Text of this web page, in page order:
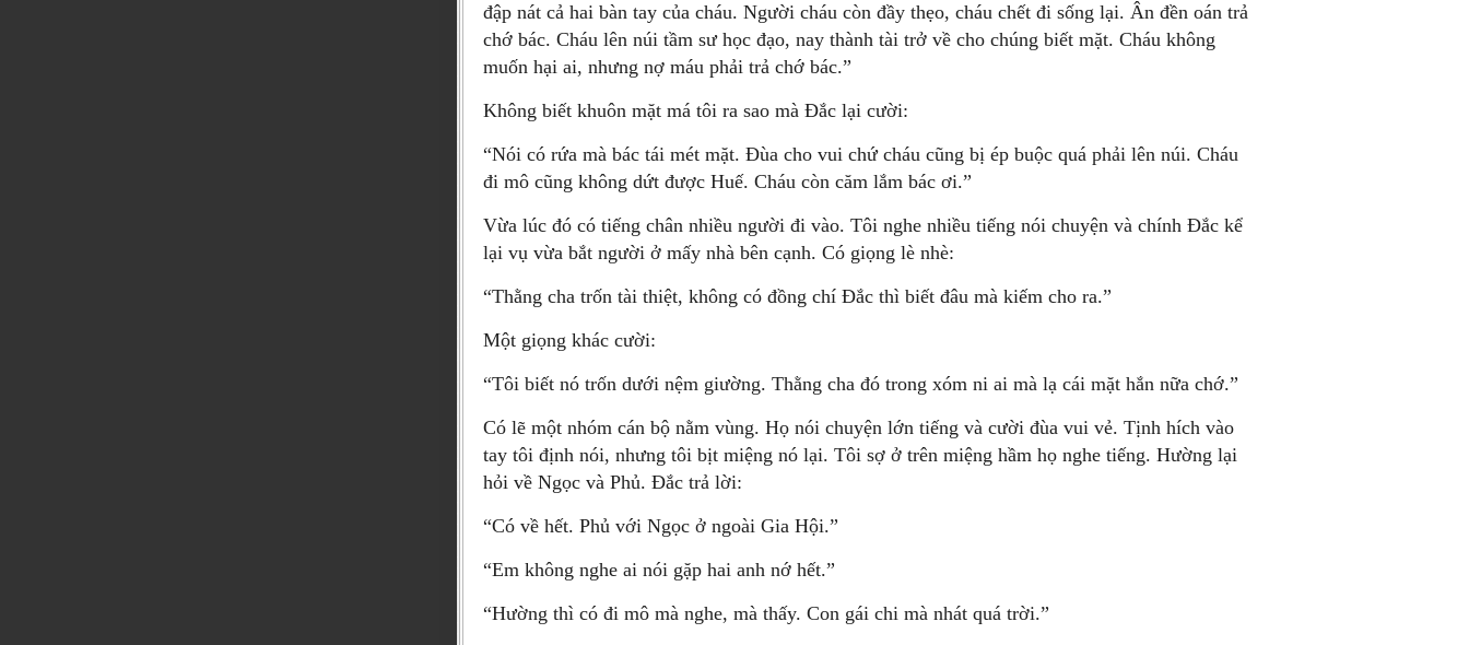
đập nát cả hai bàn tay của cháu. Người cháu còn đầy thẹo, cháu chết đi sống lại. Ân đền oán trả
chớ bác. Cháu lên núi tầm sư học đạo, nay thành tài trở về cho chúng biết mặt. Cháu không
muốn hại ai, nhưng nợ máu phải trả chớ bác.”
Không biết khuôn mặt má tôi ra sao mà Ðắc lại cười:
“Nói có rứa mà bác tái mét mặt. Ðùa cho vui chứ cháu cũng bị ép buộc quá phải lên núi. Cháu
đi mô cũng không dứt được Huế. Cháu còn căm lắm bác ơi.”
Vừa lúc đó có tiếng chân nhiều người đi vào. Tôi nghe nhiều tiếng nói chuyện và chính Ðắc kể
lại vụ vừa bắt người ở mấy nhà bên cạnh. Có giọng lè nhè:
“Thằng cha trốn tài thiệt, không có đồng chí Ðắc thì biết đâu mà kiếm cho ra.”
Một giọng khác cười:
“Tôi biết nó trốn dưới nệm giường. Thằng cha đó trong xóm ni ai mà lạ cái mặt hắn nữa chớ.”
Có lẽ một nhóm cán bộ nằm vùng. Họ nói chuyện lớn tiếng và cười đùa vui vẻ. Tịnh hích vào
tay tôi định nói, nhưng tôi bịt miệng nó lại. Tôi sợ ở trên miệng hầm họ nghe tiếng. Hường lại
hỏi về Ngọc và Phủ. Ðắc trả lời:
“Có về hết. Phủ với Ngọc ở ngoài Gia Hội.”
“Em không nghe ai nói gặp hai anh nớ hết.”
“Hường thì có đi mô mà nghe, mà thấy. Con gái chi mà nhát quá trời.”